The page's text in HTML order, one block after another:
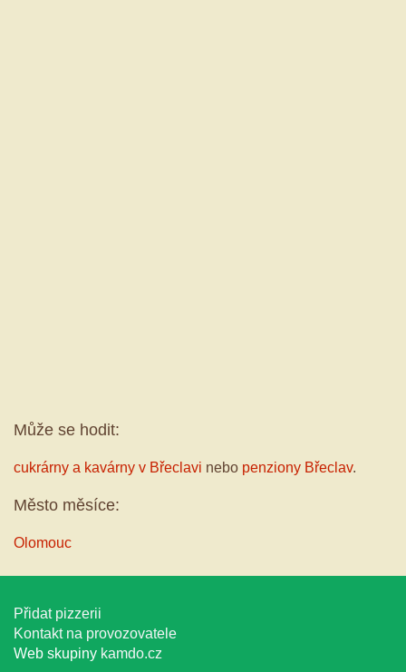
Může se hodit:
cukrárny a kavárny v Břeclavi nebo penziony Břeclav.
Město měsíce:
Olomouc
Přidat pizzerii
Kontakt na provozovatele
Web skupiny kamdo.cz